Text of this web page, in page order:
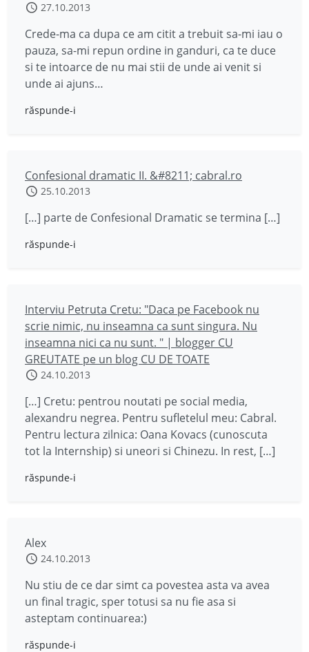
27.10.2013
Crede-ma ca dupa ce am citit a trebuit sa-mi iau o
pauza, sa-mi repun ordine in ganduri, ca te duce
si te intoarce de nu mai stii de unde ai venit si
unde ai ajuns…
răspunde-i
Confesional dramatic II. &#8211; cabral.ro
25.10.2013
[…] parte de Confesional Dramatic se termina […]
răspunde-i
Interviu Petruta Cretu: "Daca pe Facebook nu
scrie nimic, nu inseamna ca sunt singura. Nu
inseamna nici ca nu sunt. " | blogger CU
GREUTATE pe un blog CU DE TOATE
24.10.2013
[…] Cretu: pentrou noutati pe social media,
alexandru negrea. Pentru sufletelul meu: Cabral.
Pentru lectura zilnica: Oana Kovacs (cunoscuta
tot la Internship) si uneori si Chinezu. In rest, […]
răspunde-i
Alex
24.10.2013
Nu stiu de ce dar simt ca povestea asta va avea
un final tragic, sper totusi sa nu fie asa si
asteptam continuarea:)
răspunde-i